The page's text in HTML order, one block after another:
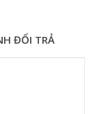
ĐỔI TRẢ